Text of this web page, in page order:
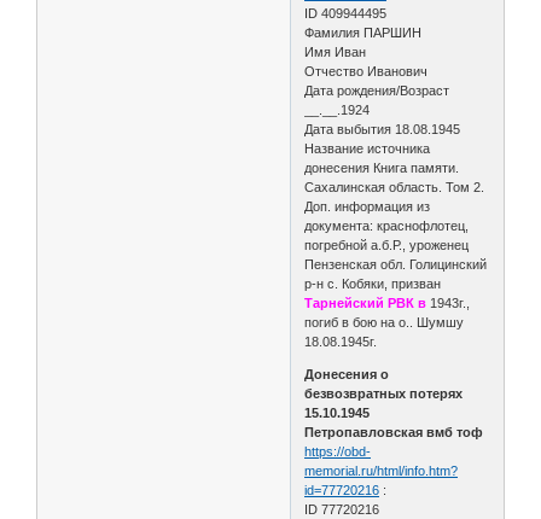
ID 409944495
Фамилия ПАРШИН
Имя Иван
Отчество Иванович
Дата рождения/Возраст
__.__.1924
Дата выбытия 18.08.1945
Название источника
донесения Книга памяти.
Сахалинская область. Том 2.
Доп. информация из
документа: краснофлотец,
погребной а.б.Р., уроженец
Пензенская обл. Голицинский
р-н с. Кобяки, призван
Тарнейский РВК в 1943г.,
погиб в бою на о.. Шумшу
18.08.1945г.
Донесения о
безвозвратных потерях
15.10.1945
Петропавловская вмб тоф
https://obd-
memorial.ru/html/info.htm?
id=77720216 :
ID 77720216